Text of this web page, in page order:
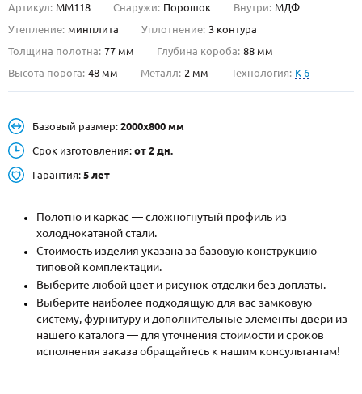
УСТАНОВКА
КОНТАКТЫ
Металлические двери от производителя с доставкой и установкой в
НАЙТИ:
ПН-СБ - с 9:00 до 21:00, ВС - до 19:00
+7 (495) 411-44-41
INFO@META-M.RU
ЗАПРОСИТЬ РАСЧЕТ
Артикул: ММ118 Снаружи: Порошок Внутри: МДФ
Утепление: минплита Уплотнение: 3 контура
Толщина полотна: 77 мм Глубина короба: 88 мм
Высота порога: 48 мм Металл: 2 мм Технология: K-6
Базовый размер: 2000х800 мм
Срок изготовления: от 2 дн.
Гарантия: 5 лет
Полотно и каркас — сложногнутый профиль из
холоднокатаной стали.
Стоимость изделия указана за базовую конструкцию
типовой комплектации.
Выберите любой цвет и рисунок отделки без доплаты.
Выберите наиболее подходящую для вас замковую
систему, фурнитуру и дополнительные элементы двери из
нашего каталога — для уточнения стоимости и сроков
исполнения заказа обращайтесь к нашим консультантам!